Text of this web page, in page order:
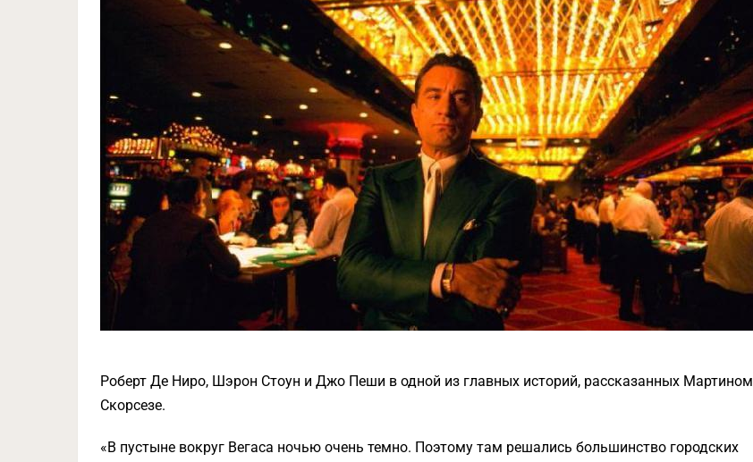
Роберт Де Ниро, Шэрон Стоун и Джо Пеши в одной из главных историй, рассказанных Мартином
Скорсезе.
«В пустыне вокруг Вегаса ночью очень темно. Поэтому там решались большинство городских